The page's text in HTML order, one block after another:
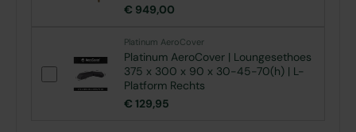
€ 949,00
Platinum AeroCover
Platinum AeroCover | Loungesethoes
375 x 300 x 90 x 30-45-70(h) | L-
Platform Rechts
€ 129,95